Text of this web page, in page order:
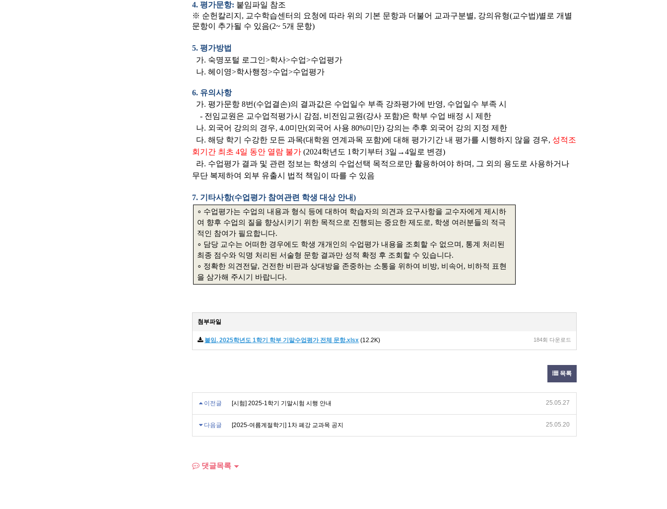
4. 평가문항: 붙임파일 참조
※ 순헌칼리지, 교수학습센터의 요청에 따라 위의 기본 문항과 더불어 교과구분별, 강의유형(교수법)별로 개별
문항이 추가될 수 있음(2~ 5개 문항)
5. 평가방법
가. 숙명포털 로그인>학사>수업>수업평가
나. 헤이영>학사행정>수업>수업평가
6. 유의사항
가. 평가문항 8번(수업결손)의 결과값은 수업일수 부족 강좌평가에 반영, 수업일수 부족 시
- 전임교원은 교수업적평가시 감점, 비전임교원(강사 포함)은 학부 수업 배정 시 제한
나. 외국어 강의의 경우, 4.0미만(외국어 사용 80%미만) 강의는 추후 외국어 강의 지정 제한
다. 해당 학기 수강한 모든 과목(대학원 연계과목 포함)에 대해 평가기간 내 평가를 시행하지 않을 경우, 성적조
회기간 최초 4일 동안 열람 불가 (2024학년도 1학기부터 3일→4일로 변경)
라. 수업평가 결과 및 관련 정보는 학생의 수업선택 목적으로만 활용하여야 하며, 그 외의 용도로 사용하거나
무단 복제하여 외부 유출시 법적 책임이 따를 수 있음
7. 기타사항(수업평가 참여관련 학생 대상 안내)
∘ 수업평가는 수업의 내용과 형식 등에 대하여 학습자의 의견과 요구사항을 교수자에게 제시하
여 향후 수업의 질을 향상시키기 위한 목적으로 진행되는 중요한 제도로, 학생 여러분들의 적극
적인 참여가 필요합니다.
∘ 담당 교수는 어떠한 경우에도 학생 개개인의 수업평가 내용을 조회할 수 없으며 , 통계 처리된
최종 점수와 익명 처리된 서술형 문항 결과만 성적 확정 후 조회할 수 있습니다.
∘ 정확한 의견전달, 건전한 비판과 상대방을 존중하는 소통을 위하여 비방, 비속어 , 비하적 표현
을 삼가해 주시기 바랍니다.
첨부파일
붙임. 2025학년도 1학기 학부 기말수업평가 전체 문항.xlsx (12.2K) 184회 다운로드
목록
이전글 [시험] 2025-1학기 기말시험 시행 안내 25.05.27
다음글 [2025-여름계절학기] 1차 폐강 교과목 공지 25.05.20
댓글목록